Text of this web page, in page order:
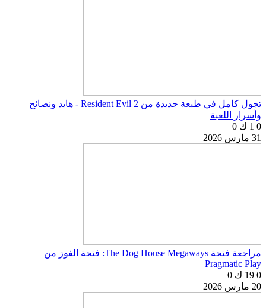
تجول كامل في طبعة جديدة من Resident Evil 2 - هايد ونصائح
وأسرار اللعبة
0 1 ك
0
31 مارس 2026
مراجعة فتحة The Dog House Megaways: فتحة الفوز من
Pragmatic Play
0 19 ك
0
20 مارس 2026